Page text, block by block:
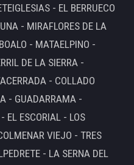
- EL BERRUECO
- MIRAFLORES DE LA
- MATAELPINO -
DE LA SIERRA -
- COLLADO
- GUADARRAMA -
EL ESCORIAL - LOS
VIEJO - TRES
- LA SERNA DEL